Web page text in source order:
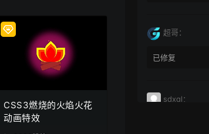
CSS3燃烧的火焰火花
动画特效
超哥：
已修复
sdxql：